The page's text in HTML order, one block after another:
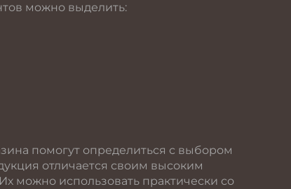
можно выделить:
помогут определиться с выбором
отличается своим высоким
можно использовать практически со